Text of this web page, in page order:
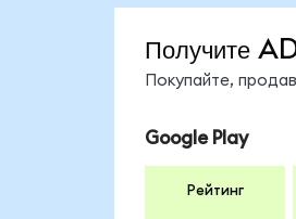
Получите
Покупайте,
Google Play
Рейтинг